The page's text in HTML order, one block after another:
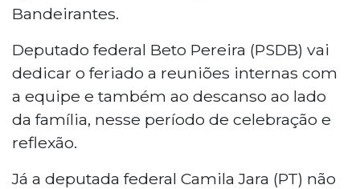
Bandeirantes.
Deputado federal Beto Pereira (PSDB) vai
dedicar o feriado a reuniões internas com
a equipe e também ao descanso ao lado
da família, nesse período de celebração e
reflexão.
Já a deputada federal Camila Jara (PT) não